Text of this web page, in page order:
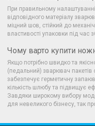
При правильному
відповідного матеріалу
міцний шов, стійкий до
властивості упаковки під час
Чому варто купити
Якщо потрібно швидко та
(педальний) зварювач пакетів
забезпечує герметичну
кількість шлюбу та підвищує
Завдяки широкому вибору
для невеликого бізнесу, так